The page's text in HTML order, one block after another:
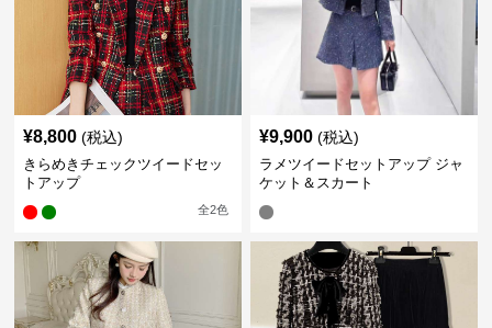
¥8,800 (税込)
きらめきチェックツイードセッ
トアップ
全2色
¥9,900 (税込)
ラメツイードセットアップ ジャ
ケット＆スカート